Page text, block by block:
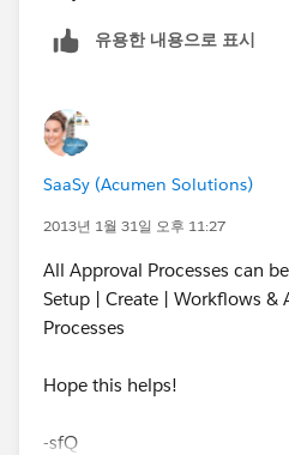
유용한 내용으로 표시
SaaSy (Acumen Solutions)
2013년 1월 31일 오후 11:27
All Approval Processes can
Setup | Create | Workflows &
Processes
Hope this helps!
-sfQ